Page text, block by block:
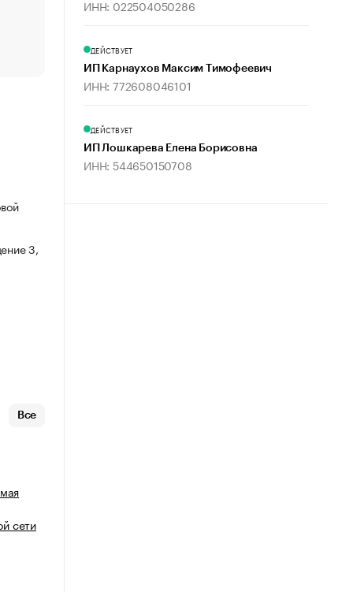
3,
Все
сети
ИНН: 022504050286
ДЕЙСТВУЕТ
ИП Карнаухов Максим Тимофеевич
ИНН: 772608046101
ДЕЙСТВУЕТ
ИП Лошкарева Елена Борисовна
ИНН: 544650150708